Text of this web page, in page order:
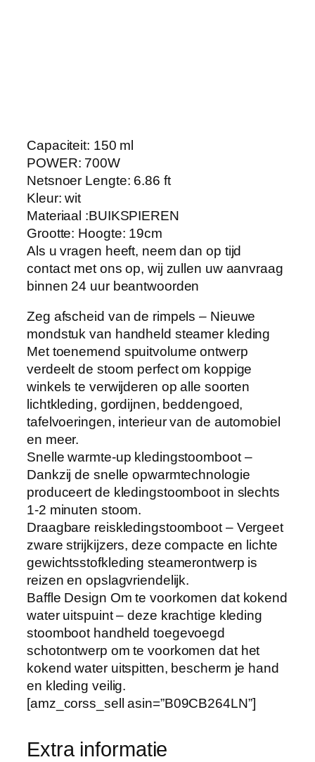
K
l
e
d
i
n
g
I
r
n
C
a
p
a
c
i
t
y
U
p
g
r
a
d
e
-
v
e
r
s
i
e
o
Capaciteit: 150 ml
POWER: 700W
Netsnoer Lengte: 6.86 ft
Kleur: wit
Materiaal :BUIKSPIEREN
Grootte: Hoogte: 19cm
Als u vragen heeft, neem dan op tijd
contact met ons op, wij zullen uw aanvraag
binnen 24 uur beantwoorden
Zeg afscheid van de rimpels – Nieuwe
mondstuk van handheld steamer kleding
Met toenemend spuitvolume ontwerp
verdeelt de stoom perfect om koppige
winkels te verwijderen op alle soorten
lichtkleding, gordijnen, beddengoed,
tafelvoeringen, interieur van de automobiel
en meer.
Snelle warmte-up kledingstoomboot –
Dankzij de snelle opwarmtechnologie
produceert de kledingstoomboot in slechts
1-2 minuten stoom.
Draagbare reiskledingstoomboot – Vergeet
zware strijkijzers, deze compacte en lichte
gewichtsstofkleding steamerontwerp is
reizen en opslagvriendelijk.
Baffle Design Om te voorkomen dat kokend
water uitspuint – deze krachtige kleding
stoomboot handheld toegevoegd
schotontwerp om te voorkomen dat het
kokend water uitspitten, bescherm je hand
en kleding veilig.
[amz_corss_sell asin=”B09CB264LN”]
Extra informatie